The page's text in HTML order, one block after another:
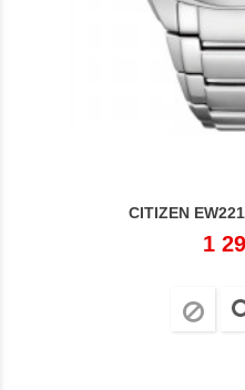
CITIZEN
1